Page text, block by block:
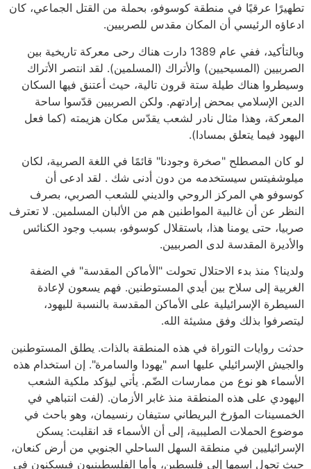
تطهيرًا عرقيًا في منطقة كوسوفو، بحملة من القتل الجماعي، كان
ادعاؤه الرئيسي أن المكان مقدس للصربيين.
وبالتأكيد، ففي عام 1389 دارت هناك رحى معركة تاريخية بين
الصربيين (المسيحيين) والأتراك (المسلمين). لقد انتصر الأتراك
وسيطروا هناك طيلة ستة قرون تالية، حيث أعتنق فيها السكان
الدين الإسلامي بمحض إرادتهم. ولكن الصربيين قدّسوا ساحة
المعركة، وهذا مثال نادر لشعب يقدّس مكان هزيمته (كما فعل
اليهود فيما يتعلق بمسادا).
لو كان المصطلح "صخرة وجودنا" قائمًا في اللغة الصربية، لكان
ميلوشفيتس سيستخدمه من دون أدنى شك . لقد ادعى أن
كوسوفو هي المركز الروحي والديني للشعب الصربي، بصرف
النظر عن أن غالبية المواطنين هم من الألبان المسلمين. لا تعترف
صربيا، حتى يومنا هذا، باستقلال كوسوفو، بسبب وجود الكنائس
والأديرة المقدسة لدى الصربيين.
ولدينا؟ منذ بدء الاحتلال تحولت "الأماكن المقدسة" في الضفة
الغربية إلى سلاح بين أيدي المستوطنين. فهم يسعون لإعادة
السيطرة الإسرائيلية على الأماكن المقدسة بالنسبة لليهود،
ليتصرفوا بذلك وفق مشيئة الله.
حدثت روايات التوراة في هذه المنطقة بالذات. يطلق المستوطنين
والجيش الإسرائيلي عليها اسم "يهودا والسامرة". إن استخدام هذه
الأسماء هو نوع من ممارسات الضّم. يأتي ليؤكد ملكية الشعب
اليهودي على هذه المنطقة منذ غابر الأزمان. (لفت انتباهي في
الخمسينات المؤرخ البريطاني ستيفان رنسيمان، وهو باحث في
موضوع الحملات الصليبية، إلى أن الأسماء قد انقلبت: يسكن
الإسرائيليين في منطقة السهل الساحلي الجنوبي من أرض كنعان،
حيث تحول اسمها إلى فلسطين، وأما الفلسطينيون فيسكنون في